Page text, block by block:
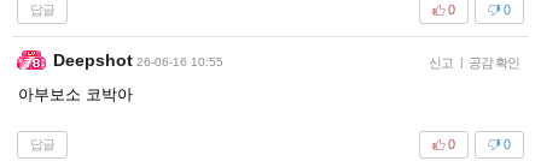
답글 0
0
Deepshot 26-06-16 10:55 신고 | 공감 확인
아부보소 코박아
답글 0
0